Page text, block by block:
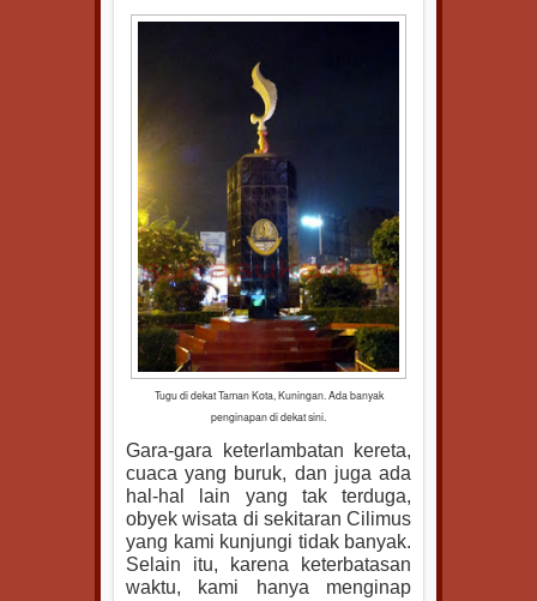
Tugu di dekat Taman Kota, Kuningan. Ada banyak
penginapan di dekat sini.
Gara-gara keterlambatan kereta,
cuaca yang buruk, dan juga ada
hal-hal lain yang tak terduga,
obyek wisata di sekitaran Cilimus
yang kami kunjungi tidak banyak.
Selain itu, karena keterbatasan
waktu, kami hanya menginap